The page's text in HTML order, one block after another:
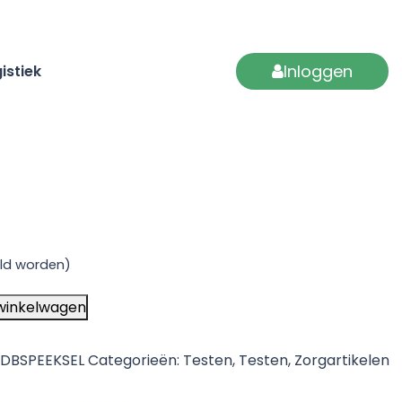
Inloggen
worden)
Categorieën: Testen, Testen, Zorgartikelen